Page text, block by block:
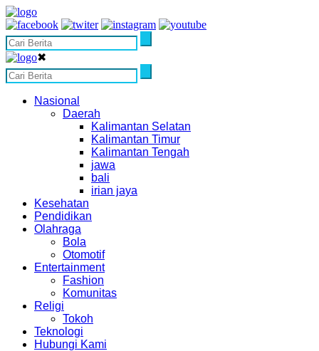
✖
Nasional
Daerah
Kalimantan Selatan
Kalimantan Timur
Kalimantan Tengah
jawa
bali
irian jaya
Kesehatan
Pendidikan
Olahraga
Bola
Otomotif
Entertainment
Fashion
Komunitas
Religi
Tokoh
Teknologi
Hubungi Kami